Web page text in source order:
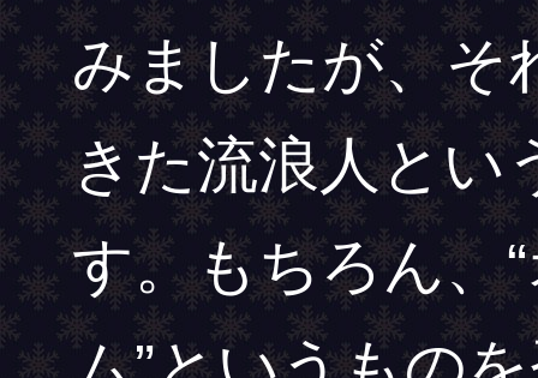
みましたが、そ
きた流浪人とい
す。もちろん、